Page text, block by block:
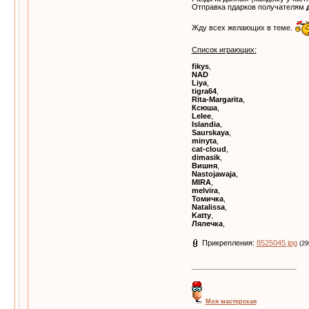
Отправка пдарков получателям
Жду всех желающих в теме.
Список играющих:
fikys,
NAD
Liya,
tigra64,
Rita-Margarita,
Ксюша,
Lelee,
Islandia,
Saurskaya,
minyta,
cat-cloud
dimasik,
Вишня,
Nastojawaja,
MIRA,
melvira,
Томичка,
Natalissa,
Katty,
Лялечка,
Прикрепления: 8525045.jpg
Моя мастерская